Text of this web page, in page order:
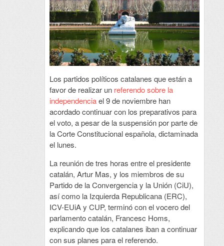
Los partidos políticos catalanes que están a
favor de realizar un referendo sobre la
independenciael 9 de noviembre han
acordado continuar con los preparativos para
el voto, a pesar de la suspensión por parte de
la Corte Constitucional española, dictaminada
el lunes.
La reunión de tres horas entre el presidente
catalán, Artur Mas, y los miembros de su
Partido de la Convergencia y la Unión (CiU),
así como la Izquierda Republicana (ERC),
ICV-EUiA y CUP, terminó con el vocero del
parlamento catalán, Francesc Homs,
explicando que los catalanes iban a continuar
con sus planes para el referendo.